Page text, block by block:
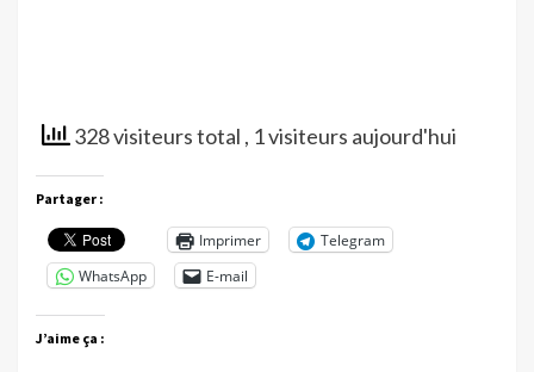
328 visiteurs total , 1 visiteurs aujourd'hui
Partager :
Imprimer
Telegram
WhatsApp
E-mail
J’aime ça :